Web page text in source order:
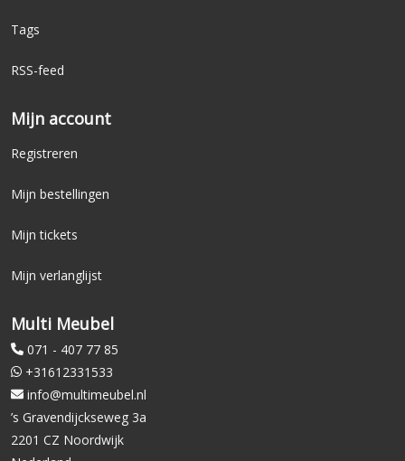
Tags
RSS-feed
Mijn account
Registreren
Mijn bestellingen
Mijn tickets
Mijn verlanglijst
Multi Meubel
071 - 407 77 85
+31612331533
info@multimeubel.nl
’s Gravendijckseweg 3a
2201 CZ Noordwijk